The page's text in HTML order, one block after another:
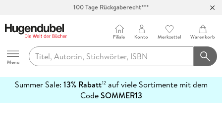
100 Tage Rückgaberecht***
Hugendubel
Menu
Filiale Konto Merkzettel Warenkorb
Summer Sale: 13% Rabatt12auf viele Sortimente mit dem
CodeSOMMER13
erfahren